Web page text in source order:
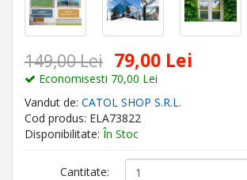
149,00 Lei 79,00 Lei
Economisesti 70,00 Lei
Vandut de: CATOL SHOP S.R.L.
Cod produs: ELA73822
Disponibilitate: În Stoc
Cantitate: